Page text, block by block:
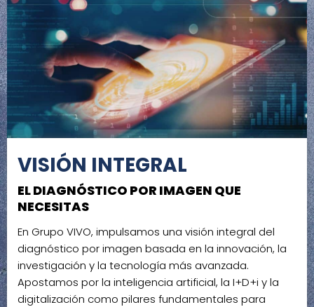
VISIÓN INTEGRAL
EL DIAGNÓSTICO POR IMAGEN QUE
NECESITAS
En Grupo VIVO, impulsamos una visión integral del
diagnóstico por imagen basada en la innovación, la
investigación y la tecnología más avanzada.
Apostamos por la inteligencia artificial, la I+D+i y la
digitalización como pilares fundamentales para